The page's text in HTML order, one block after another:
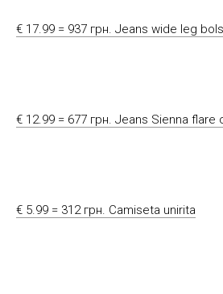
€ 17.99 = 937 грн. Jeans wide leg
€ 12.99 = 677 грн. Jeans Sienna flare
€ 5.99 = 312 грн. Camiseta unirita